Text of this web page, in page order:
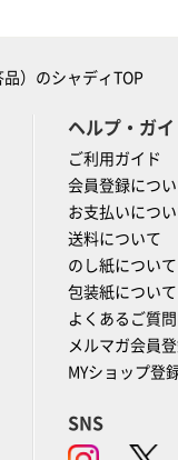
）のシャディTOP
ヘルプ・ガイ
ご利用ガイド
会員登録につ
お支払いにつ
送料について
のし紙について
包装紙について
よくあるご質問
メルマガ会員
MYショップ登
SNS